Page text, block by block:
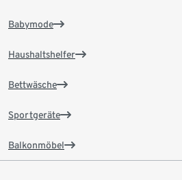
Babymode
Haushaltshelfer
Bettwäsche
Sportgeräte
Balkonmöbel